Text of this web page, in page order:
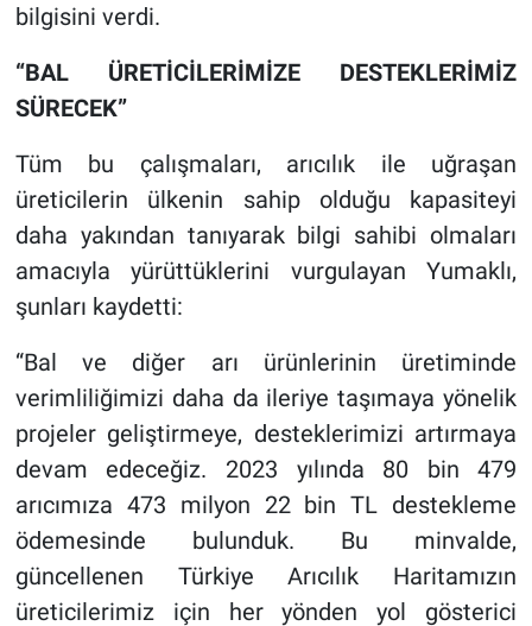
bilgisini verdi.
“BAL ÜRETİCİLERİMİZE DESTEKLERİMİZ
SÜRECEK”
Tüm bu çalışmaları, arıcılık ile uğraşan
üreticilerin ülkenin sahip olduğu kapasiteyi
daha yakından tanıyarak bilgi sahibi olmaları
amacıyla yürüttüklerini vurgulayan Yumaklı,
şunları kaydetti:
“Bal ve diğer arı ürünlerinin üretiminde
verimliliğimizi daha da ileriye taşımaya yönelik
projeler geliştirmeye, desteklerimizi artırmaya
devam edeceğiz. 2023 yılında 80 bin 479
arıcımıza 473 milyon 22 bin TL destekleme
ödemesinde bulunduk. Bu minvalde,
güncellenen Türkiye Arıcılık Haritamızın
üreticilerimiz için her yönden yol gösterici